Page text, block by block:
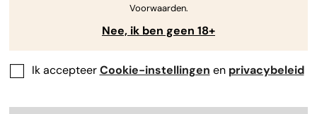
Voorwaarden.
Nee, ik ben geen 18+
Ik accepteerCookie-instellingen en privacybeleid